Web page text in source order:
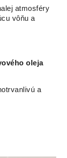
atmosféry
vôňu a
oleja
a